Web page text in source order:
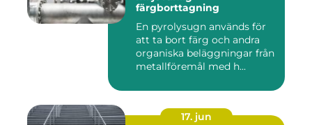
färgborttagning
En pyrolysugn används för
att ta bort färg och andra
organiska beläggningar från
metallföremål med h...
17. jun